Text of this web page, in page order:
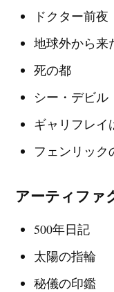
ドクター前夜
地球外から来
死の都
シー・デビル
ギャリフレイ
フェンリック
アーティファ
500年日記
太陽の指輪
秘儀の印鑑